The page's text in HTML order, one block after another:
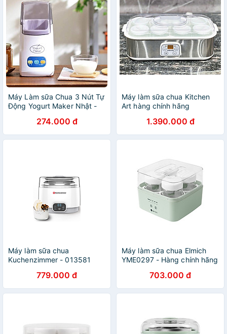
Máy Làm sữa Chua 3 Nút Tự
Động Yogurt Maker Nhật -
Giản - Hàng Chính Hãng
MINIIN
274.000 đ
Máy làm sữa chua Kitchen
Art hàng chính hãng
1.390.000 đ
Máy làm sữa chua
Kuchenzimmer - 013581
779.000 đ
Máy làm sữa chua Elmich
YME0297 - Hàng chính hãng
703.000 đ